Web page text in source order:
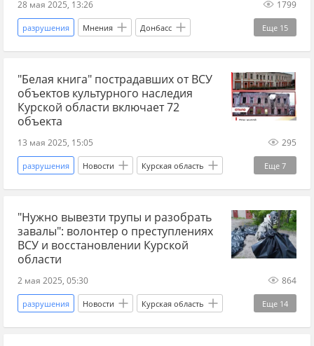
28 мая 2025, 13:26 1799
Еще 15
разрушения Мнения Донбасс
Донецкая Народная Республика Мариуполь
Сергей Шойгу Росатом Азовсталь
Русское географическое общество
модернизация
"Белая книга" пострадавших от ВСУ
объектов культурного наследия
Курской области включает 72
объекта
13 мая 2025, 15:05 295
Еще 7
разрушения Новости Курская область
Хинштейн ВСУ КТО
культурное наследие русская культура
Военные преступления восстановление
"Нужно вывезти трупы и разобрать
завалы": волонтер о преступлениях
ВСУ и восстановлении Курской
области
2 мая 2025, 05:30 864
Еще 14
разрушения Новости Курская область
Россия Курск труп